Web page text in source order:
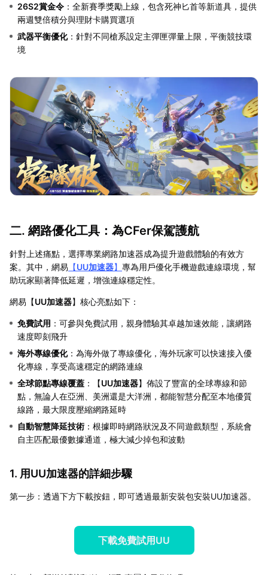
26S2賞金令 ：全新賽季獎勵上線，包含死神匕首等新道具，提供
兩週雙倍積分與理財卡購買選項
武器平衡優化：針對不同槍系設定主彈匣彈量上限，平衡競技環
境
二. 網路優化工具：為CFer保駕護航
針對上述痛點，選擇專業網路加速器成為提升遊戲體驗的有效方
案。其中，網易 【UU加速器】 專為用戶優化手機遊戲連線環境，幫
助玩家顯著降低延遲，增強連線穩定性。
網易【UU加速器】核心亮點如下：
免費試用 ：可參與免費試用，親身體驗其卓越加速效能，讓網路
速度即刻飛升
海外專線優化：為海外做了專線優化，海外玩家可以快速接入優
化專線，享受高速穩定的網路連線
全球節點專線覆蓋 ：【UU加速器】佈設了豐富的全球專線和節
點，無論人在亞洲、美洲還是大洋洲，都能智慧分配至本地優質
線路，最大限度壓縮網路延時
自動智慧降延技術 ：根據即時網路狀況及不同遊戲類型，系統會
自主匹配最優數據通道，極大減少掉包和波動
1. 用UU加速器的詳細步驟
第一步：透過下方下載按鈕，即可透過最新安裝包安裝UU加速器。
下載免費試用UU